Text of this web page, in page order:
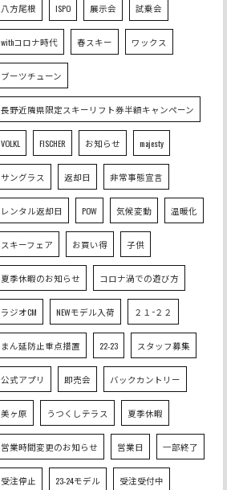
八方尾根 ISPO 展示会 試乗会
withコロナ時代 春スキー ワックス
ブーツチューン
長野近隣県限定スキーリフト券半額キャンペーン
VOLKL FISCHER お知らせ majesty
サングラス 返却日 非常事態宣言
レンタル返却日 POW 気候変動 温暖化
スキーフェア お買い得 子供
夏季休暇のお知らせ コロナ渦での遊び方
ラジオCM NEWモデル入荷 ２１−２２
まん延防止重点措置 22-23 スタッフ募集
公式アプリ 即売会 バックカントリー
美ヶ原 うつくしテラス 夏季休暇
営業時間変更のお知らせ 営業日 一部終了
受注停止 23-24モデル 受注受付中